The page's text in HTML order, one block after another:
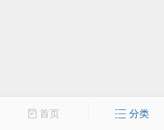
首页 分类